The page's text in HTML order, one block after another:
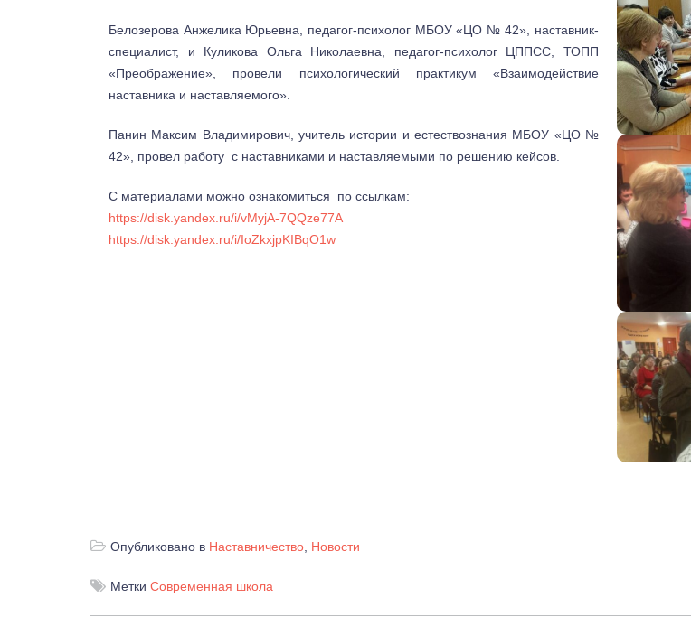
Белозерова Анжелика Юрьевна, педагог-психолог МБОУ «ЦО № 42», наставник-
специалист, и Куликова Ольга Николаевна, педагог-психолог ЦППСС, ТОПП
«Преображение», провели психологический практикум «Взаимодействие
наставника и наставляемого».
Панин Максим Владимирович, учитель истории и естествознания МБОУ «ЦО №
42», провел работу с наставниками и наставляемыми по решению кейсов.
С материалами можно ознакомиться по ссылкам:
https://disk.yandex.ru/i/vMyjA-7QQze77A
https://disk.yandex.ru/i/IoZkxjpKIBqO1w
Опубликовано в Наставничество Новости
Метки Современная школа